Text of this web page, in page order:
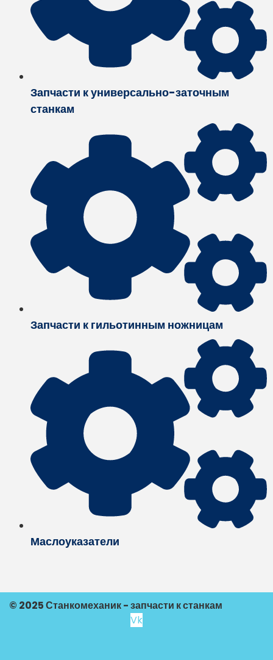
Запчасти к универсально-заточным
станкам
Запчасти к гильотинным ножницам
Маслоуказатели
© 2025 Станкомеханик - запчасти к станкам
Vk